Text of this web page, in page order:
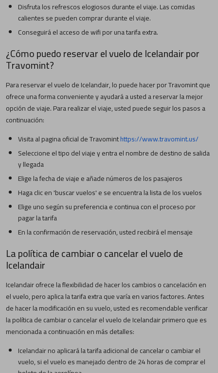
Disfruta los refrescos elogiosos durante el viaje. Las comidas
calientes se pueden comprar durante el viaje.
Conseguirá el acceso de wifi por una tarifa extra.
¿Cómo puedo reservar el vuelo de Icelandair por
Travomint?
Para reservar el vuelo de Icelandair, lo puede hacer por Travomint que
ofrece una forma conveniente y ayudará a usted a reservar la mejor
opción de viaje. Para realizar el viaje, usted puede seguir los pasos a
continuación:
Visita al pagina oficial de Travominthttps://www.travomint.us/
Seleccione el tipo del viaje y entra el nombre de destino de salida
y llegada
Elige la fecha de viaje e añade números de los pasajeros
Haga clic en 'buscar vuelos' e se encuentra la lista de los vuelos
Elige uno según su preferencia e continua con el proceso por
pagar la tarifa
En la confirmación de reservación, usted recibirá el mensaje
La política de cambiar o cancelar el vuelo de
Icelandair
Icelandair ofrece la flexibilidad de hacer los cambios o cancelación en
el vuelo, pero aplica la tarifa extra que varía en varios factores. Antes
de hacer la modificación en su vuelo, usted es recomendable verificar
la política de cambiar o cancelar el vuelo de Icelandair primero que es
mencionada a continuación en más detalles:
Icelandair no aplicará la tarifa adicional de cancelar o cambiar el
vuelo, si el vuelo es manejado dentro de 24 horas de comprar el